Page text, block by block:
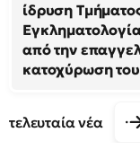
ίδρυση
από την
κατοχύρωση
τελευταία νέα